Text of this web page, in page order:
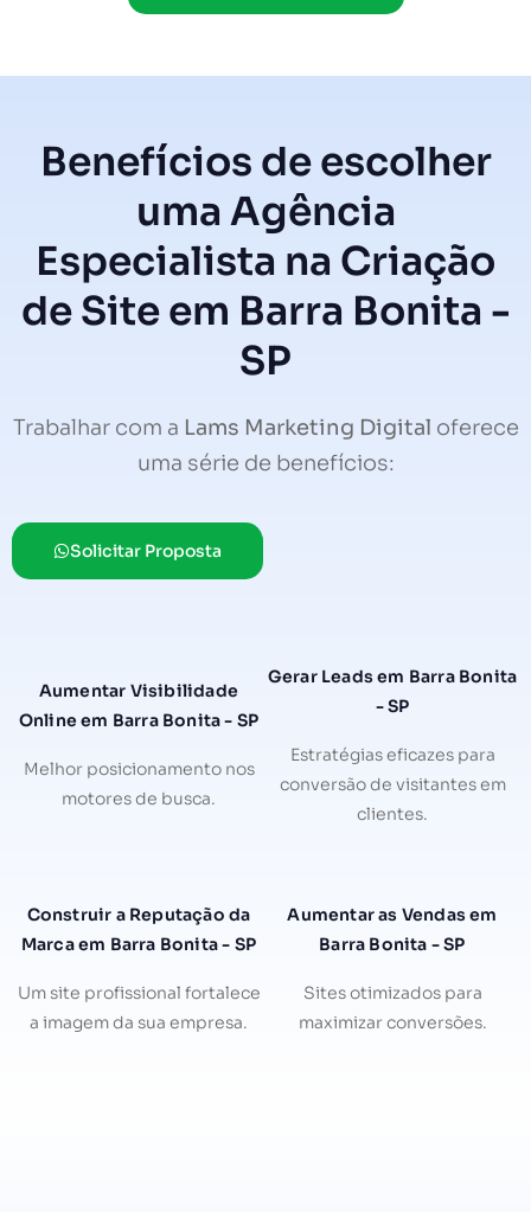
Benefícios de escolher
uma Agência
Especialista na Criação
de Site em Barra Bonita -
SP
Trabalhar com a Lams Marketing Digital oferece
uma série de benefícios:
Solicitar Proposta
Aumentar Visibilidade
Online em Barra Bonita - SP
Melhor posicionamento nos
motores de busca.
Gerar Leads em Barra Bonita
- SP
Estratégias eficazes para
conversão de visitantes em
clientes.
Construir a Reputação da
Marca em Barra Bonita - SP
Um site profissional fortalece
a imagem da sua empresa.
Aumentar as Vendas em
Barra Bonita - SP
Sites otimizados para
maximizar conversões.